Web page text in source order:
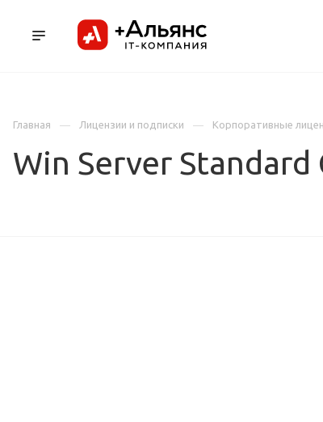
Главная
Лицензии и подписки Корпоративные
Win Server